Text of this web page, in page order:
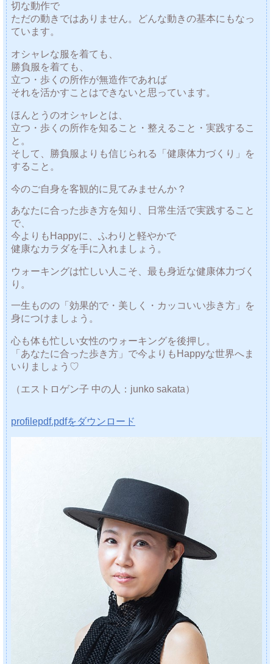
切な動作で
ただの動きではありません。どんな動きの基本にもなっ
ています。
オシャレな服を着ても、
勝負服を着ても、
立つ・歩くの所作が無造作であれば
それを活かすことはできないと思っています。
ほんとうのオシャレとは、
立つ・歩くの所作を知ること・整えること・実践するこ
と。
そして、勝負服よりも信じられる「健康体力づくり」を
すること。
今のご自身を客観的に見てみませんか？
あなたに合った歩き方を知り、日常生活で実践すること
で、
今よりもHappyに、ふわりと軽やかで
健康なカラダを手に入れましょう。
ウォーキングは忙しい人こそ、最も身近な健康体力づく
り。
一生ものの「効果的で・美しく・カッコいい歩き方」を
身につけましょう。
心も体も忙しい女性のウォーキングを後押し。
「あなたに合った歩き方」で今よりもHappyな世界へま
いりましょう♡
（エストロゲン子 中の人：junko sakata）
profilepdf.pdfをダウンロード